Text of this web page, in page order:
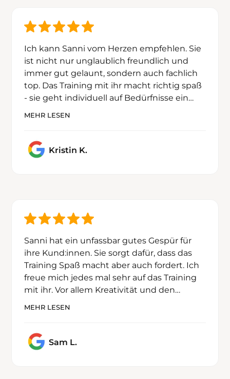
Ich kann Sanni vom Herzen empfehlen. Sie
ist nicht nur unglaublich freundlich und
immer gut gelaunt, sondern auch fachlich
top. Das Training mit ihr macht richtig spaß
- sie geht individuell auf Bedürfnisse ein
und hat immer passende Übungen parat.
Ich kann Sanni vom Herzen empfehlen. Sie
ist nicht nur unglaublich freundlich und
immer gut gelaunt, sondern auch fachlich
top. Das Training mit ihr macht richtig spaß
- sie geht individuell auf Bedürfnisse ein
und hat immer passende Übungen parat.
MEHR LESEN
Kristin K.
Sanni hat ein unfassbar gutes Gespür für
ihre Kund:innen. Sie sorgt dafür, dass das
Training Spaß macht aber auch fordert. Ich
freue mich jedes mal sehr auf das Training
mit ihr. Vor allem Kreativität und den
Trainingsplätzen haben mich beeindruckt.
Sanni hat ein unfassbar gutes Gespür für
ihre Kund:innen. Sie sorgt dafür, dass das
Training Spaß macht aber auch fordert. Ich
freue mich jedes mal sehr auf das Training
mit ihr. Vor allem Kreativität und den
Trainingsplätzen haben mich beeindruckt.
MEHR LESEN
Sam L.